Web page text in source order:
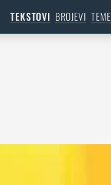
TEKSTOVI BROJEVI TEME